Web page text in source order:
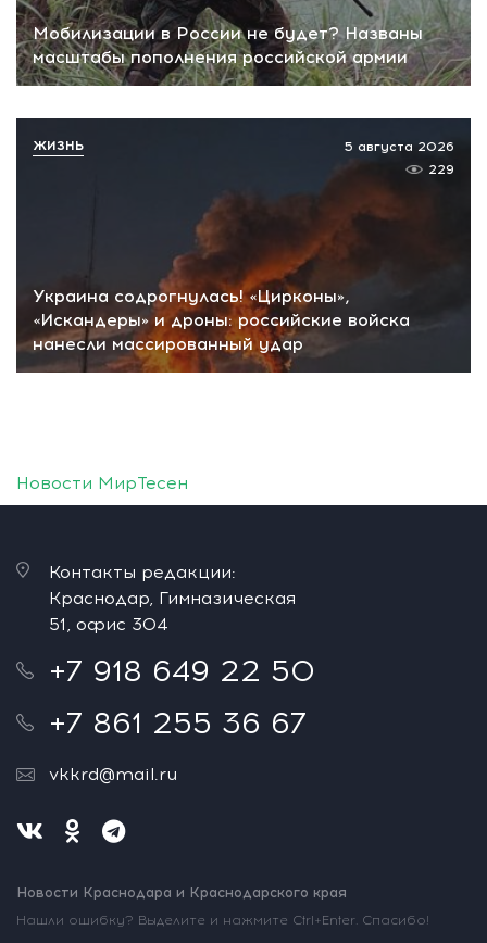
Мобилизации в России не будет? Названы
масштабы пополнения российской армии
Украина содрогнулась! «Цирконы»,
«Искандеры» и дроны: российские войска
нанесли массированный удар
5 августа 2026
229
ЖИЗНЬ
Новости МирТесен
Контакты редакции:
Краснодар, Гимназическая
51, офис 304
+7 918 649 22 50
+7 861 255 36 67
vkkrd@mail.ru
Новости Краснодара и Краснодарского края
Нашли ошибку? Выделите и нажмите Ctrl+Enter. Спасибо!